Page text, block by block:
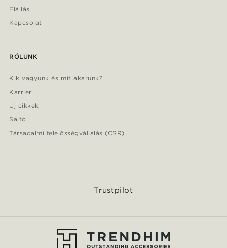
Elállás
Kapcsolat
RÓLUNK
Kik vagyunk és mit akarunk?
Karrier
Új cikkek
Sajtó
Társadalmi felelősségvállalás (CSR)
Trustpilot